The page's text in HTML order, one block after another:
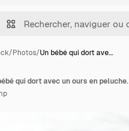
/Photos/Un bébé qui dort ave…
qui dort avec un ours en peluche.